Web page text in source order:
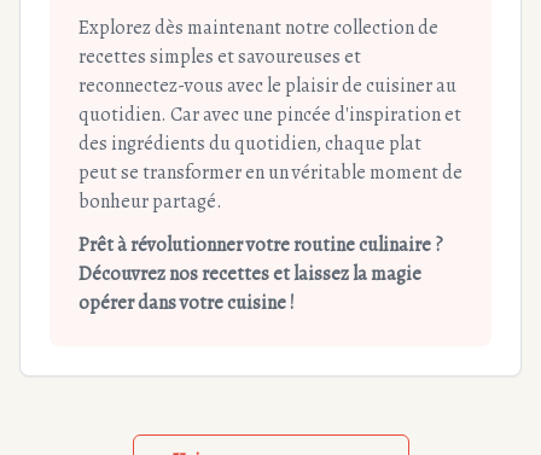
Explorez dès maintenant notre collection de
recettes simples et savoureuses et
reconnectez-vous avec le plaisir de cuisiner au
quotidien. Car avec une pincée d'inspiration et
des ingrédients du quotidien, chaque plat
peut se transformer en un véritable moment de
bonheur partagé.
Prêt à révolutionner votre routine culinaire ?
Découvrez nos recettes et laissez la magie
opérer dans votre cuisine !